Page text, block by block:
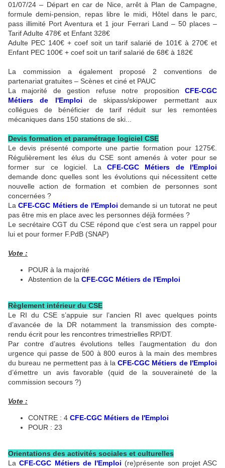
01/07/24 – Départ en car de Nice, arrêt à Plan de Campagne,
formule demi-pension, repas libre le midi, Hôtel dans le parc,
pass illimité Port Aventura et 1 jour Ferrari Land – 50 places –
Tarif Adulte 478€ et Enfant 328€
Adulte PEC 140€ + coef soit un tarif salarié de 101€ à 270€ et
Enfant PEC 100€ + coef soit un tarif salarié de 68€ à 182€
La commission a également proposé 2 conventions de
partenariat gratuites – Scènes et ciné et PAUC
La majorité de gestion refuse notre proposition CFE-CGC
Métiers de l'Emploi de skipass/skipower permettant aux
collégues de bénéficier de tarif réduit sur les remontées
mécaniques dans 150 stations de ski...
Devis formation et paramétrage logiciel CSE
Le devis présenté comporte une partie formation pour 1275€.
Régulièrement les élus du CSE sont amenés à voter pour se
former sur ce logiciel. La CFE-CGC Métiers de l'Emploi
demande donc quelles sont les évolutions qui nécessitent cette
nouvelle action de formation et combien de personnes sont
concernées ?
LaCFE-CGC Métiers de l'Emploidemande si un tutorat ne peut
pas être mis en place avec les personnes déjà formées ?
Le secrétaire CGT du CSE répond que c’est sera un rappel pour
lui et pour former F.PdB (SNAP)
Vote :
POUR à la majorité
Abstention de la CFE-CGC Métiers de l'Emploi
Règlement intérieur du CSE
Le RI du CSE s’appuie sur l’ancien RI avec quelques points
d’avancée de la DR notamment la transmission des compte-
rendu écrit pour les rencontres trimestrielles RP/DT.
Par contre d’autres évolutions telles l’augmentation du don
urgence qui passe de 500 à 800 euros à la main des membres
du bureau ne permettent pas à laCFE-CGC Métiers de l'Emploi
d’émettre un avis favorable (quid de la souveraineté de la
commission secours ?)
Vote :
CONTRE : 4 CFE-CGC Métiers de l'Emploi
POUR : 23
Orientations des activités sociales et culturelles
LaCFE-CGC Métiers de l'Emploi (re)présente son projet ASC